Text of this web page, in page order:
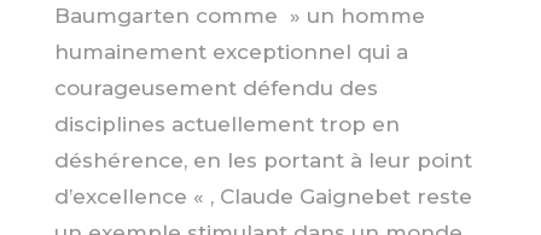
Baumgarten comme » un homme
humainement exceptionnel qui a
courageusement défendu des
disciplines actuellement trop en
déshérence, en les portant à leur point
d’excellence « , Claude Gaignebet reste